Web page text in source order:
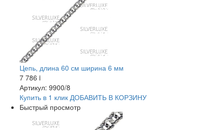
Цепь, длина 60 см ширина 6 мм
7 786 i
Артикул: 9900/8
Купить в 1 клик ДОБАВИТЬ В КОРЗИНУ
Быстрый просмотр